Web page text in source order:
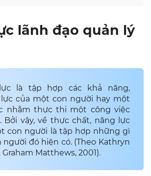
lãnh đạo quản lý
là tập hợp các khả năng,
của một con người hay một
nhằm thực thi một công việc
Bởi vậy, về thực chất, năng lực
con người là tập hợp những gì
người đó hiện có. (Theo Kathryn
Graham Matthews, 2001).